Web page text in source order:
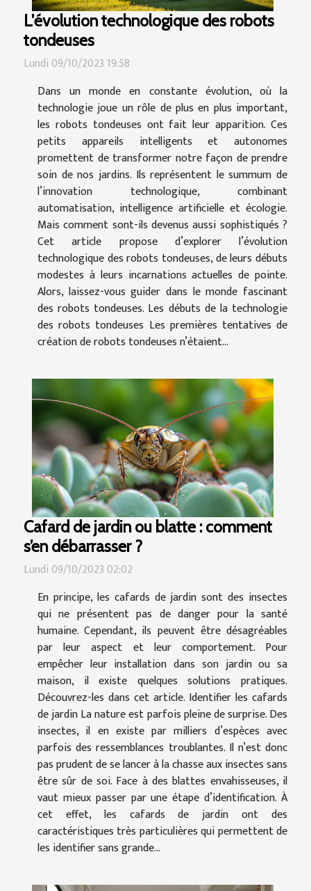
L'évolution technologique des robots
tondeuses
Lundi 09/10/2023 19:58
Dans un monde en constante évolution, où la
technologie joue un rôle de plus en plus important,
les robots tondeuses ont fait leur apparition. Ces
petits appareils intelligents et autonomes
promettent de transformer notre façon de prendre
soin de nos jardins. Ils représentent le summum de
l’innovation technologique, combinant
automatisation, intelligence artificielle et écologie.
Mais comment sont-ils devenus aussi sophistiqués ?
Cet article propose d’explorer l’évolution
technologique des robots tondeuses, de leurs débuts
modestes à leurs incarnations actuelles de pointe.
Alors, laissez-vous guider dans le monde fascinant
des robots tondeuses. Les débuts de la technologie
des robots tondeuses Les premières tentatives de
création de robots tondeuses n’étaient...
Cafard de jardin ou blatte : comment
s’en débarrasser ?
Lundi 09/10/2023 02:02
En principe, les cafards de jardin sont des insectes
qui ne présentent pas de danger pour la santé
humaine. Cependant, ils peuvent être désagréables
par leur aspect et leur comportement. Pour
empêcher leur installation dans son jardin ou sa
maison, il existe quelques solutions pratiques.
Découvrez-les dans cet article. Identifier les cafards
de jardin La nature est parfois pleine de surprise. Des
insectes, il en existe par milliers d’espèces avec
parfois des ressemblances troublantes. Il n’est donc
pas prudent de se lancer à la chasse aux insectes sans
être sûr de soi. Face à des blattes envahisseuses, il
vaut mieux passer par une étape d’identification. À
cet effet, les cafards de jardin ont des
caractéristiques très particulières qui permettent de
les identifier sans grande...